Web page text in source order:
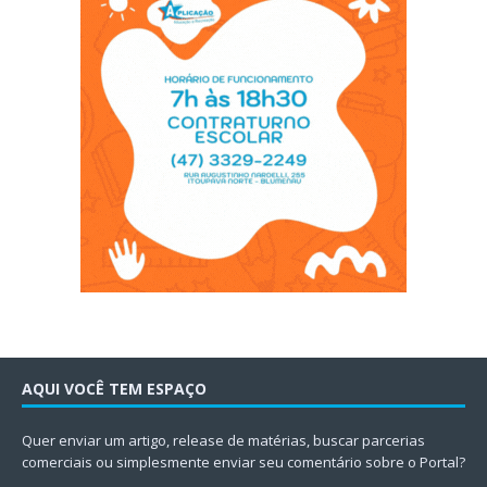
AQUI VOCÊ TEM ESPAÇO
Quer enviar um artigo, release de matérias, buscar parcerias
comerciais ou simplesmente enviar seu comentário sobre o Portal?